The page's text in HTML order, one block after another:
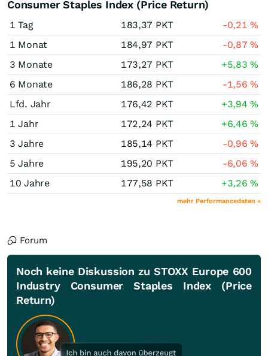
Consumer Staples Index (Price Return)
1 Tag 183,37 PKT -0,21%
1 Monat
184,97 PKT -0,87%
3 Monate
173,27 PKT +5,83%
6 Monate
186,28 PKT -1,56%
Lfd. Jahr
176,42 PKT +3,94%
1 Jahr
172,24 PKT +6,46%
3 Jahre
185,14 PKT -0,96%
5 Jahre
195,20 PKT -6,06%
10 Jahre
177,58 PKT +3,26%
mehr Performancedaten »
Forum
Noch keine Diskussion zu STOXX Europe 600
Industry Consumer Staples Index (Price
Return)